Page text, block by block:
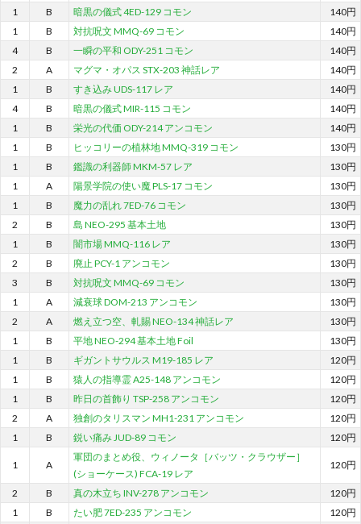
1
B 暗黒の儀式 4ED-129 コモン
140円
1
B 対抗呪文 MMQ-69 コモン
140円
4
B 一瞬の平和 ODY-251 コモン
140円
2
A マグマ・オパス STX-203 神話レア
140円
1
B すき込み UDS-117 レア
140円
4
B 暗黒の儀式 MIR-115 コモン
140円
1
B 栄光の代価 ODY-214 アンコモン
140円
1
B ヒッコリーの植林地 MMQ-319 コモン
130円
1
B 鑑識の利器師 MKM-57 レア
130円
1
A 陽景学院の使い魔 PLS-17 コモン
130円
1
B 魔力の乱れ 7ED-76 コモン
130円
2
B 島 NEO-295 基本土地
130円
1
B 闇市場 MMQ-116 レア
130円
2
B 廃止 PCY-1 アンコモン
130円
3
B 対抗呪文 MMQ-69 コモン
130円
1
A 減衰球 DOM-213 アンコモン
130円
2
A 燃え立つ空、軋賜 NEO-134 神話レア
130円
1
B 平地 NEO-294 基本土地 Foil
130円
1
B ギガントサウルス M19-185 レア
120円
1
B 猿人の指導霊 A25-148 アンコモン
120円
1
B 昨日の首飾り TSP-258 アンコモン
120円
2
A 独創のタリスマン MH1-231 アンコモン
120円
1
B 鋭い痛み JUD-89 コモン 120円
1 A
軍団のまとめ役、ウィノータ［バッツ・クラウザー］
(ショーケース) FCA-19 レア
120円
2 B 真の木立ち INV-278 アンコモン
120円
1
B たい肥 7ED-235 アンコモン
120円